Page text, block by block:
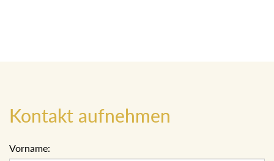
Kontakt aufnehmen
Vorname: